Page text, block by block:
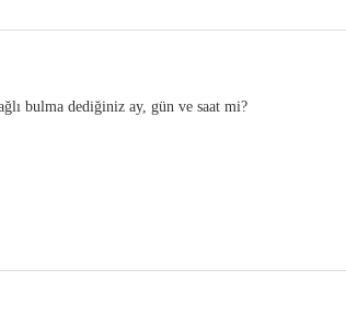
bulma dediğiniz ay, gün ve saat mi?